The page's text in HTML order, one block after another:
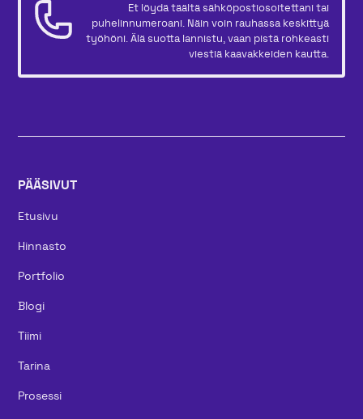
Et löydä täältä sähköpostiosoitettani tai
puhelinnumeroani. Näin voin rauhassa keskittyä
työhöni. Älä suotta lannistu, vaan pistä rohkeasti
viestiä kaavakkeiden kautta.
PÄÄSIVUT
Etusivu
Hinnasto
Portfolio
Blogi
Tiimi
Tarina
Prosessi